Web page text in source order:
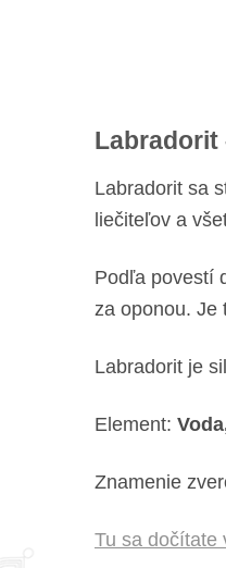
Labradorit
Labradorit sa
liečiteľov a
Podľa povestí
za oponou. Je
Labradorit je
Element:
Znamenie
Tu sa dočítate